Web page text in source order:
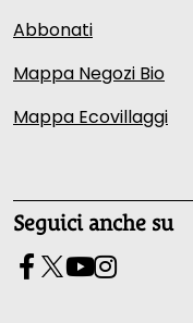
Abbonati
Mappa Negozi Bio
Mappa Ecovillaggi
Seguici anche su